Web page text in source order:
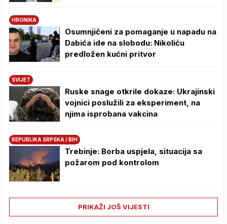
HRONIKA
Osumnjičeni za pomaganje u napadu na
Dabića ide na slobodu: Nikoliću
predložen kućni pritvor
SVIJET
Ruske snage otkrile dokaze: Ukrajinski
vojnici poslužili za eksperiment, na
njima isprobana vakcina
REPUBLIKA SRPSKA / BIH
Trebinje: Borba uspjela, situacija sa
požarom pod kontrolom
PRIKAŽI JOŠ VIJESTI